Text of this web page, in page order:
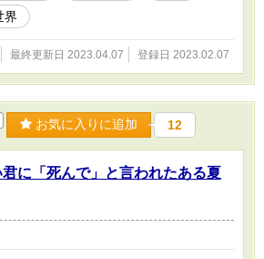
界
最終更新日 2023.04.07 登録日 2023.02.07
お気に入りに追加 12
君に「死んで」と言われたある夏